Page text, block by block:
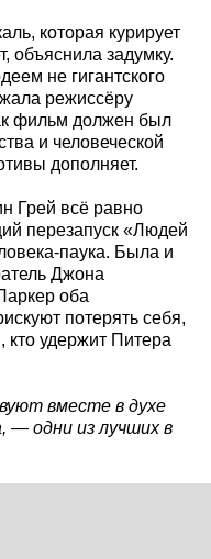
которая курирует
объяснила задумку.
не гигантского
режиссёру
фильм должен был
и человеческой
дополняет.
Грей всё равно
перезапуск «Людей
паука. Была и
Джона
оба
потерять себя,
кто удержит Питера
вместе в духе
— одни из лучших в